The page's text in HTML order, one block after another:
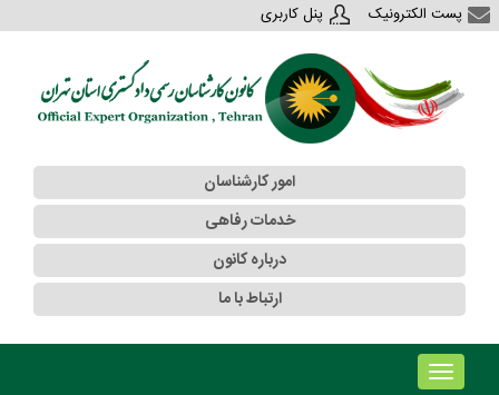
پست الکترونیک پنل کاربری
امور کارشناسان
خدمات رفاهی
درباره کانون
ارتباط با ما
!!!b۱!!!